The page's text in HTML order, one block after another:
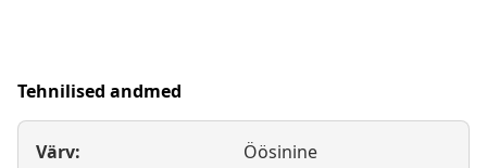
Tehnilised andmed
Värv: Öösinine